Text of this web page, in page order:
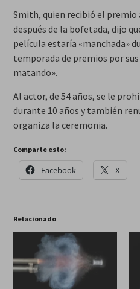
Smith, quien recibió el
después de la bofetada, dijo
película estaría «manchada»
temporada de premios por
matando».
Al actor, de 54 años, se le
durante 10 años y también
organiza la ceremonia.
Comparte esto:
Facebook X
Relacionado